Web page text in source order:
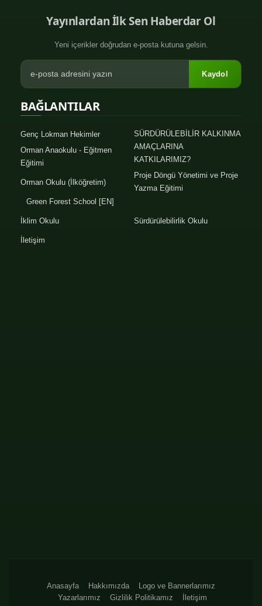
Yayınlardan İlk Sen Haberdar Ol
Yeni içerikler doğrudan e-posta kutuna gelsin.
Kaydol
BAĞLANTILAR
Genç Lokman Hekimler
SÜRDÜRÜLEBİLİR KALKINMA
AMAÇLARINA
KATKILARIMIZ?
Orman Anaokulu - Eğitmen
Eğitimi
Proje Döngü Yönetimi ve Proje
Yazma Eğitimi
Orman Okulu (İlköğretim)
Green Forest School [EN]
İklim Okulu Sürdürülebilirlik Okulu
İletişim
Anasayfa Hakkımızda
Logo ve Bannerlarımız
Yazarlarımız
Gizlilik Politikamız İletişim